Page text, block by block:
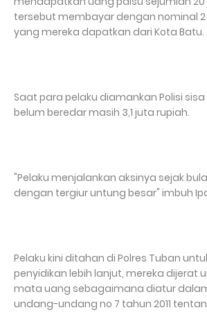
tersebut membayar dengan nominal
yang mereka dapatkan dari Kota Batu.
Saat para pelaku diamankan Polisi
belum beredar masih 3,1 juta rupiah.
"Pelaku menjalankan aksinya sejak
dengan tergiur untung besar" imbuh
Pelaku kini ditahan di Polres Tuban
penyidikan lebih lanjut, mereka dijerat
mata uang sebagaimana diatur
undang-undang no 7 tahun 2011